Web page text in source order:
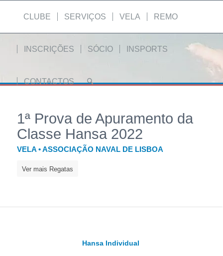
CLUBE SERVIÇOS VELA REMO
INSCRIÇÕES SÓCIO INSPORTS
CONTACTOS
1ª Prova de Apuramento da
Classe Hansa 2022
VELA • ASSOCIAÇÃO NAVAL DE LISBOA
Ver mais Regatas
Hansa Individual